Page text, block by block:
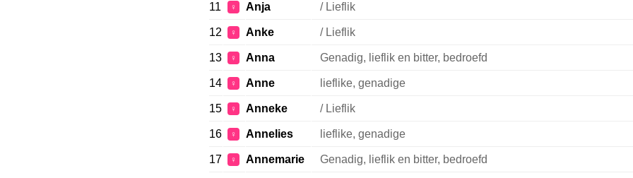
11 ♀ Anja / Lieflik
12 ♀ Anke / Lieflik
13 ♀ Anna Genadig, lieflik en bitter, bedroefd
14 ♀ Anne lieflike, genadige
15 ♀ Anneke / Lieflik
16 ♀ Annelies lieflike, genadige
17 ♀ Annemarie Genadig, lieflik en bitter, bedroefd